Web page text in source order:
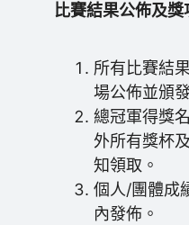
比賽結果公佈及獎
所有比賽結
場公佈並頒
總冠軍得獎
外所有獎杯
知領取。
個人/團體成
內發佈。